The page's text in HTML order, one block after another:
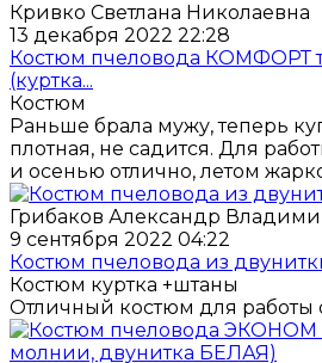
Кривко Светлана Николаевна
13 декабря 2022 22:28
Костюм пчеловода КОМФОРТ
(куртка...
Костюм
Раньше брала мужу, теперь
плотная, не садится. Для
и осенью отлично, летом
Грибаков Александр
9 сентября 2022 04:22
Костюм пчеловода из
Костюм куртка +штаны
Отличный костюм для работы